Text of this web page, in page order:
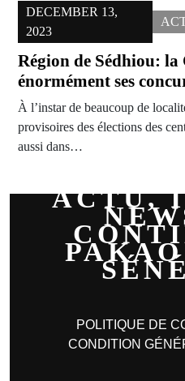
DECEMBER 13,
2023
Région de Sédhiou: la
énormément ses
À l’instar de beaucoup de
provisoires des élections des
aussi dans…
ACTU,
POLITIQUE DE
CONDITION